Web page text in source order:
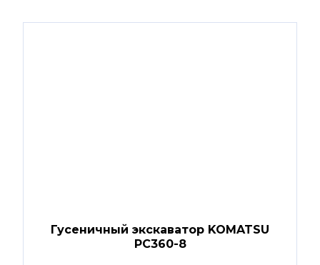
Гусеничный экскаватор KOMATSU
PC360-8